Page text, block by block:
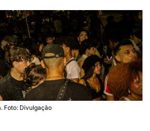
Foto: Divulgação